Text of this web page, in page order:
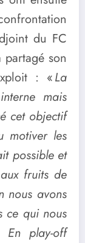
du FC
son
: «La
mais
cet objectif
motiver les
possible et
fruits de
nous avons
ce qui nous
play-off